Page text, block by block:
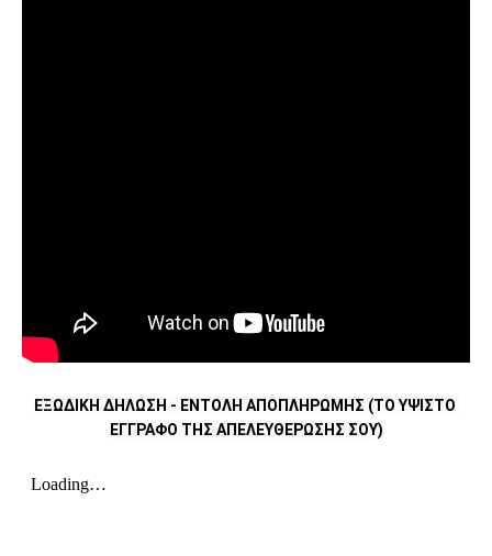
ΕΞΩΔΙΚΗ ΔΗΛΩΣΗ - ΕΝΤΟΛΗ ΑΠΟΠΛΗΡΩΜΗΣ (ΤΟ ΥΨΙΣΤΟ
ΕΓΓΡΑΦΟ ΤΗΣ ΑΠΕΛΕΥΘΕΡΩΣΗΣ ΣΟΥ)